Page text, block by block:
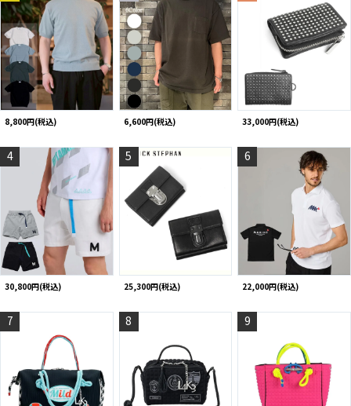
8,800円(税込) 6,600円(税込) 33,000円(税込)
4
30,800円(税込)
5
25,300円(税込)
6
22,000円(税込)
7 8 9